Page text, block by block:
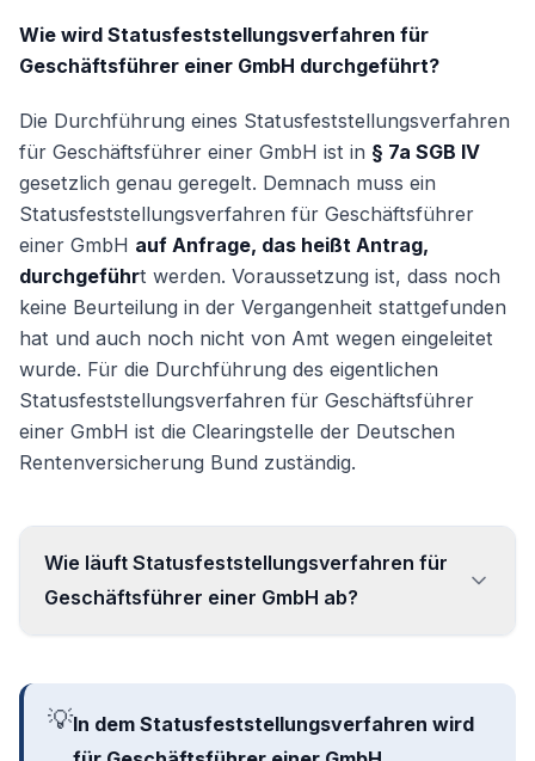
Wie wird Statusfeststellungsverfahren für
Geschäftsführer einer GmbH durchgeführt?
Die Durchführung eines Statusfeststellungsverfahren
für Geschäftsführer einer GmbH ist in § 7a SGB IV
gesetzlich genau geregelt. Demnach muss ein
Statusfeststellungsverfahren für Geschäftsführer
einer GmbH auf Anfrage, das heißt Antrag,
durchgeführt werden. Voraussetzung ist, dass noch
keine Beurteilung in der Vergangenheit stattgefunden
hat und auch noch nicht von Amt wegen eingeleitet
wurde. Für die Durchführung des eigentlichen
Statusfeststellungsverfahren für Geschäftsführer
einer GmbH ist die Clearingstelle der Deutschen
Rentenversicherung Bund zuständig.
Wie läuft Statusfeststellungsverfahren für
Geschäftsführer einer GmbH ab?
Statusfeststellungsverfahren für
Geschäftsführer einer GmbH stellt dieDeutsche
💡In dem Statusfeststellungsverfahren wird